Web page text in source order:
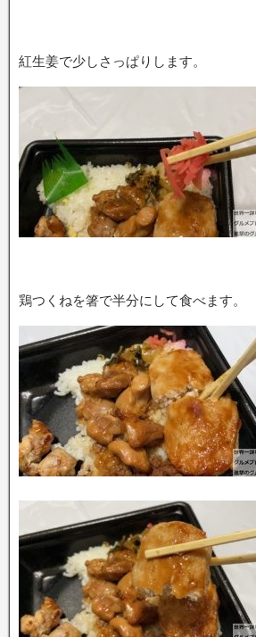
紅生姜で少しさっぱりします。
鶏つくねを箸で半分にして食べます。